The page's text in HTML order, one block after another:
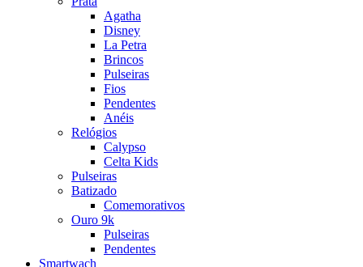
Agatha
Disney
La Petra
Brincos
Pulseiras
Fios
Pendentes
Anéis
Relógios
Calypso
Celta Kids
Pulseiras
Batizado
Comemorativos
Ouro 9k
Pulseiras
Pendentes
Smartwach